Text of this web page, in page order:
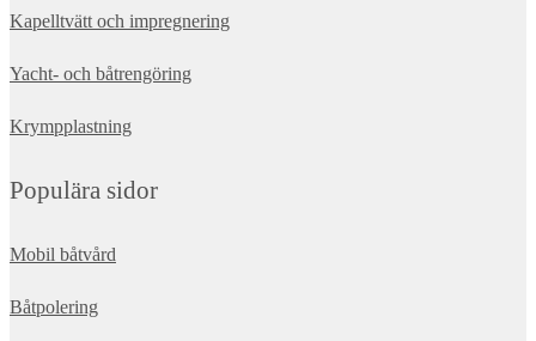
Kapelltvätt och impregnering
Yacht- och båtrengöring
Krympplastning
Populära sidor
Mobil båtvård
Båtpolering